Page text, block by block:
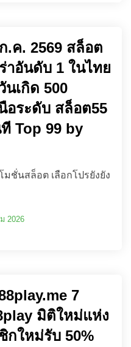
.ค. 2569 สล็อต
าอันดับ 1 ในไทย
เกิด 500
อระดับ สล็อต55
Top 99 by
ชั่นสล็อต เลือกโปรยังยัง
2026
7
มิติใหม่แห่ง
กใหม่รับ 50%